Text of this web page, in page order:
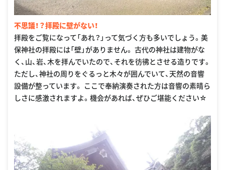
不思議！？拝殿に壁がない！
拝殿をご覧になって「あれ？」って気づく方も多いでしょう。美
保神社の拝殿には「壁」がありません。 古代の神社は建物がな
く、山、岩、木を拝んでいたので、それを彷彿とさせる造りです。
ただし、神社の周りをぐるっと木々が囲んでいて、天然の音響
設備が整っています。 ここで奉納演奏された方は音響の素晴ら
しさに感激されますよ。機会があれば、ぜひご堪能ください☆